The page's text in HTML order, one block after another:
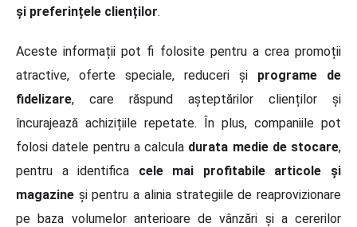
și preferințele clienților.
Aceste informații pot fi folosite pentru a crea promoții
atractive, oferte speciale, reduceri și programe de
fidelizare, care răspund așteptărilor clienților și
încurajează achizițiile repetate. În plus, companiile pot
folosi datele pentru a calcula durata medie de stocare,
pentru a identifica cele mai profitabile articole și
magazine și pentru a alinia strategiile de reaprovizionare
pe baza volumelor anterioare de vânzări și a cererilor